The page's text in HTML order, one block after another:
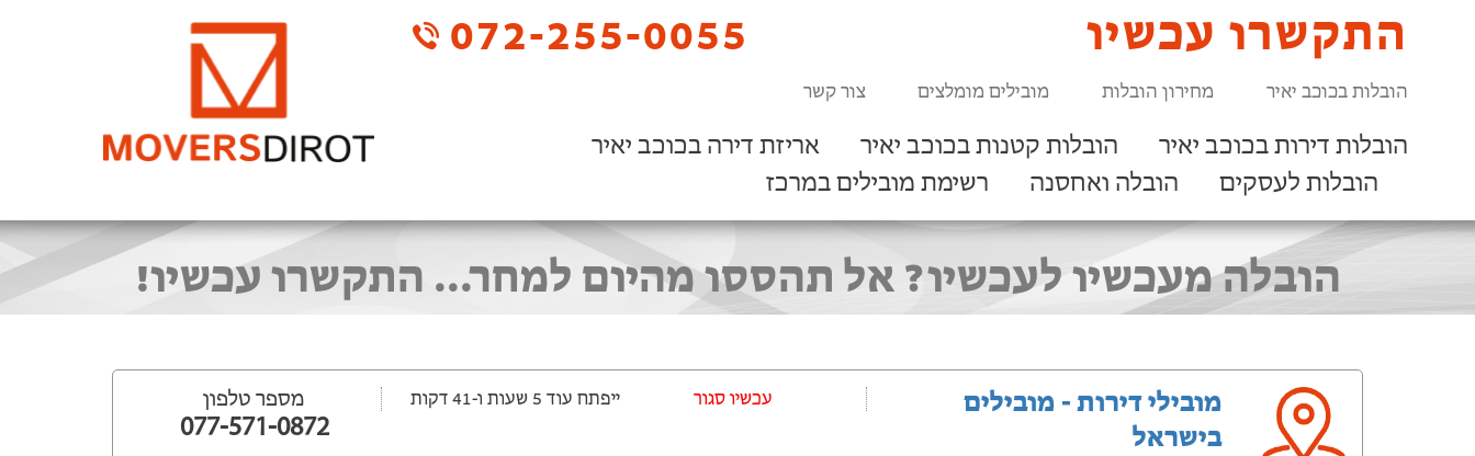
072-255-0055 התקשרו עכשיו
הובלות בכוכב יאיר מחירון הובלות מובילים מומלצים צור קשר
הובלות דירות בכוכב יאיר הובלות קטנות בכוכב יאיר
אריזת דירה בכוכב יאיר
הובלות לעסקים
הובלה ואחסנה רשימת מובילים במרכז
הובלה מעכשיו לעכשיו? אל תהססו מהיום למחר... התקשרו עכשיו!
מובילי דירות - מובילים
בישראל
‫עכשיו סגור ייפתח עוד 5 שעות ‫ו-41 דקות מספר טלפון
077-571-0872